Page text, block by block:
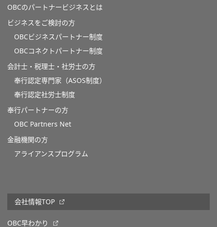
OBCのパートナービジネスとは
ビジネスをご検討の方
OBCビジネスパートナー制度
OBCコネクトパートナー制度
会計士・税理士・社労士の方
奉行認定専門家（ASOS制度）
奉行認定社労士制度
奉行パートナーの方
OBC Partners Net
金融機関の方
アライアンスプログラム
会社情報TOP
OBC早わかり